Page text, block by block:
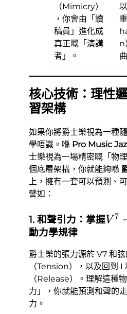
（Mimicry）
，你會由「讀
稿員」進化成
真正嘅「演講
者」。
n
核心技術：理性
習架構
如果你將爵士樂視為一種
學唔識。喺 Pro Music
士樂視為一場精密嘅「物
個底層架構，你就能夠喺
上，擁有一套可以預測、
譬如：
1. 和聲引力：掌握V^7
V 7
動力學規律
爵士樂的張力源於 V7 和
（Tension），以及回到 I
（Release）。理解這種
力」，你就能預測和聲的
力。